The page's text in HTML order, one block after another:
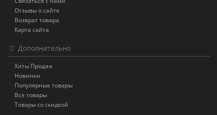
Отзывы о сайте
Возврат товара
Карта сайта
Дополнительно
Хиты Продаж
Новинки
Популярные товары
Все товары
Товары со скидкой